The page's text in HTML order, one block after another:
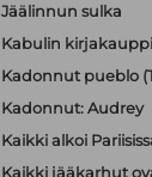
Jäälinnun sulka
Kabulin
Kadonnut pueblo
Kadonnut: Audrey
Kaikki alkoi
Kaikki jääkarhut